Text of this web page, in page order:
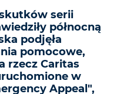
serii
północną
podjęła
pomocowe,
rzecz Caritas
w
Appeal",